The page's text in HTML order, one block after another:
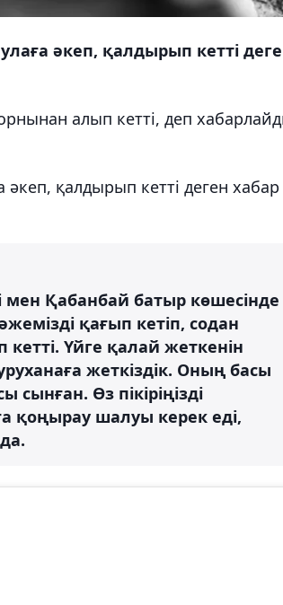
әкеп, қалдырып кетті
алып кетті, деп
әкеп, қалдырып кетті деген хабар
мен Қабанбай батыр көшесінде
қағып кетіп, содан
Үйге қалай жеткенін
жеткіздік. Оның басы
Өз пікіріңізді
қоңырау шалуы керек еді,